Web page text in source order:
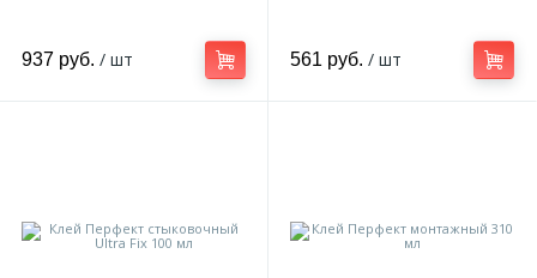
937 руб. / шт 561 руб. / шт